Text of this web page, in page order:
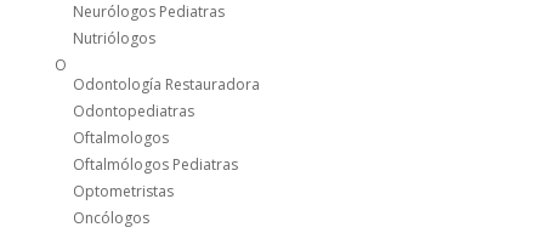
Neurólogos Pediatras
Nutriólogos
O
Odontología Restauradora
Odontopediatras
Oftalmologos
Oftalmólogos Pediatras
Optometristas
Oncólogos